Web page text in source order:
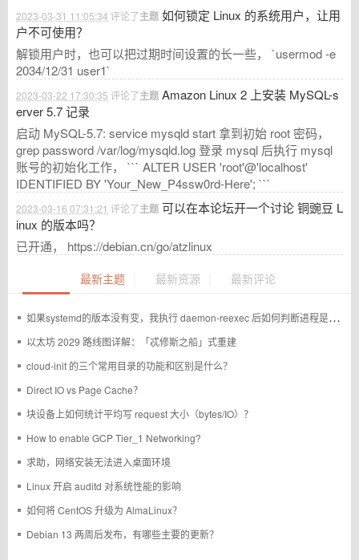
2023-03-31 11:05:34 评论了主题 如何锁定 Linux 的系统用户，让用
户不可使用？
解锁用户时，也可以把过期时间设置的长一些， `usermod -e
2034/12/31 user1`
2023-03-22 17:30:35 评论了主题 Amazon Linux 2 上安装 MySQL-s
erver 5.7 记录
启动 MySQL-5.7: service mysqld start 拿到初始 root 密码，
grep password /var/log/mysqld.log 登录 mysql 后执行 mysql
账号的初始化工作， ``` ALTER USER 'root'@'localhost'
IDENTIFIED BY 'Your_New_P4ssw0rd-Here'; ```
2023-03-16 07:31:21 评论了主题 可以在本论坛开一个讨论 铜豌豆 L
inux 的版本吗？
已开通， https://debian.cn/go/atzlinux
最新主题 最新资源 最新评论
如果systemd的版本没有变，我执行 daemon-reexec 后如何判断进程是否重启过
以太坊 2029 路线图详解：「忒修斯之船」式重建
cloud-init 的三个常用目录的功能和区别是什么？
Direct IO vs Page Cache？
块设备上如何统计平均写 request 大小（bytes/IO）？
How to enable GCP Tier_1 Networking?
求助，网络安装无法进入桌面环境
Linux 开启 auditd 对系统性能的影响
如何将 CentOS 升级为 AlmaLinux？
Debian 13 两周后发布，有哪些主要的更新？